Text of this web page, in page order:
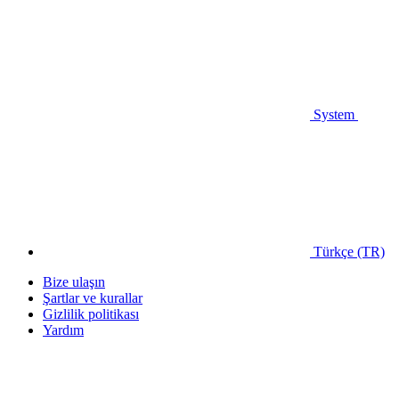
System
Türkçe (TR)
Bize ulaşın
Şartlar ve kurallar
Gizlilik politikası
Yardım